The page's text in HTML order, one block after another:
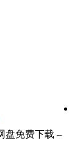
源~~
盘免费下载 –